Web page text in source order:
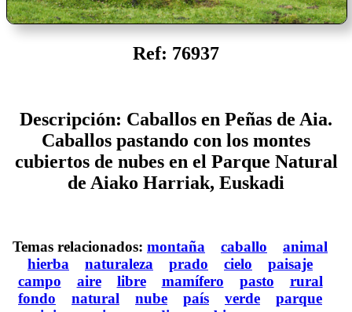
Ref: 76937
Descripción: Caballos en Peñas de Aia.
Caballos pastando con los montes
cubiertos de nubes en el Parque Natural
de Aiako Harriak, Euskadi
Temas relacionados: montaña caballo
animal
hierba
naturaleza prado cielo
paisaje
campo
aire libre mamífero pasto
rural
fondo
natural nube país verde
parque